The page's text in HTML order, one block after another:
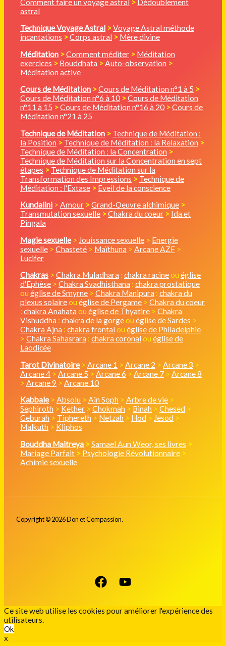
Comment faire un voyage astral > Dédoublement
astral
Technique Voyage Astral >Voyage Astral méthode
incantations >Corps astral > Mère divine
Méditation >Comment méditer > Méditation
exercices > Bouddhata >Auto-observation >
Méditation active
Cours de Méditation >Cours de Méditation n°1 à 5 >
Cours de Méditation n°6 à 10 >Cours de Méditation
n°11 à 15 >Cours de Méditation n°16 à 20 >Cours de
Méditation n°21 à 25
Technique de Méditation > Technique de Méditation :
la Position > Technique de Méditation : la Relaxation >
Technique de Méditation : la Concentration >
Technique de Méditation sur la Concentration en sept
étapes > Technique de Méditation sur la
Transformation des Impressions > Technique de
Méditation : l'Extase > Eveil de la conscience
Kundalini > Amour >Grand-Oeuvre alchimique >
Transmutation sexuelle >Chakra du coeur > Ida et
Pingala
Magie sexuelle> Jouissance sexuelle > Energie
sexuelle > Chasteté > Maïthuna > Arcane AZF >
Lucifer
Chakras > Chakra Muladhara : chakra racineou église
d'Ephèse > Chakra Svadhisthana : chakra prostatique
ou église de Smyrne > Chakra Manipura : chakra du
plexus solaireou église de Pergame > Chakra du coeur
: chakra Anahata ou église de Thyatire > Chakra
Vishuddha : chakra de la gorgeou église de Sardes >
Chakra Ajna : chakra frontalou église de Philadelphie
> Chakra Sahasrara : chakra coronal ou église de
Laodicée
Tarot Divinatoire > Arcane 1 > Arcane 2 > Arcane 3 >
Arcane 4 > Arcane 5 > Arcane 6 > Arcane 7 > Arcane 8
> Arcane 9 > Arcane 10
Kabbale> Absolu > Ain Soph > Arbre de vie >
Sephiroth > Kether > Chokmah > Binah > Chesed >
Geburah > Tiphereth > Netzah > Hod > Jesod >
Malkuth > Kliphos
Bouddha Maitreya >Samael Aun Weor, ses livres >
Mariage Parfait > Psychologie Révolutionnaire >
Achimie sexuelle
Copyright © 2026 Don et Compassion.
Ce site web utilise les cookies pour améliorer l'expérience des
utilisateurs.
Ok
x